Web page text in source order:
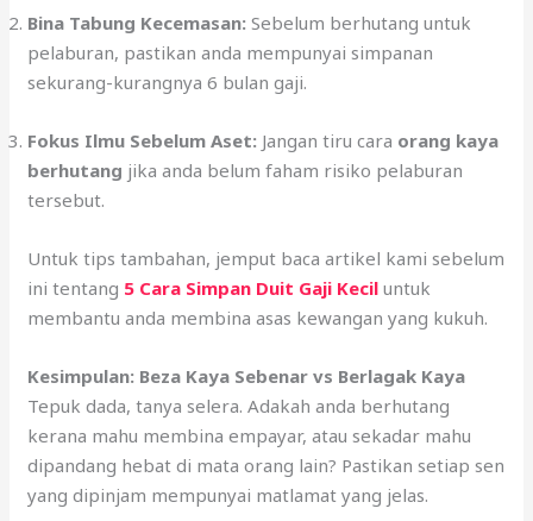
Bina Tabung Kecemasan: Sebelum berhutang untuk
pelaburan, pastikan anda mempunyai simpanan
sekurang-kurangnya 6 bulan gaji.
Fokus Ilmu Sebelum Aset: Jangan tiru cara orang kaya
berhutang jika anda belum faham risiko pelaburan
tersebut.
Untuk tips tambahan, jemput baca artikel kami sebelum
ini tentang 5 Cara Simpan Duit Gaji Kecil untuk
membantu anda membina asas kewangan yang kukuh.
Kesimpulan: Beza Kaya Sebenar vs Berlagak Kaya
Tepuk dada, tanya selera. Adakah anda berhutang
kerana mahu membina empayar, atau sekadar mahu
dipandang hebat di mata orang lain? Pastikan setiap sen
yang dipinjam mempunyai matlamat yang jelas.